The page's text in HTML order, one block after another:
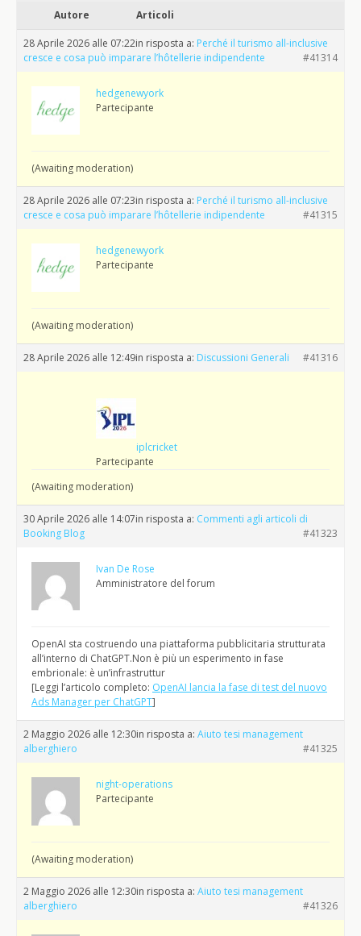
Autore Articoli
28 Aprile 2026 alle 07:22in risposta a: Perché il turismo all-inclusive
cresce e cosa può imparare l’hôtellerie indipendente
#41314
hedgenewyork
Partecipante
(Awaiting moderation)
28 Aprile 2026 alle 07:23in risposta a: Perché il turismo all-inclusive
cresce e cosa può imparare l’hôtellerie indipendente
#41315
hedgenewyork
Partecipante
(Awaiting moderation)
28 Aprile 2026 alle 12:49in risposta a: Discussioni Generali #41316
iplcricket
Partecipante
(Awaiting moderation)
30 Aprile 2026 alle 14:07in risposta a: Commenti agli articoli di
Booking Blog
#41323
Ivan De Rose
Amministratore del forum
OpenAI sta costruendo una piattaforma pubblicitaria strutturata
all’interno di ChatGPT.Non è più un esperimento in fase
embrionale: è un’infrastruttur
[Leggi l’articolo completo: OpenAI lancia la fase di test del nuovo
Ads Manager per ChatGPT]
2 Maggio 2026 alle 12:30in risposta a: Aiuto tesi management
alberghiero
#41325
night-operations
Partecipante
(Awaiting moderation)
2 Maggio 2026 alle 12:30in risposta a: Aiuto tesi management
alberghiero
#41326